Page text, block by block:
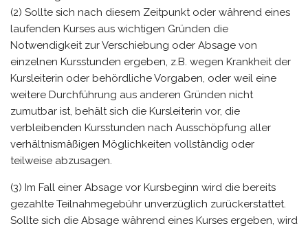
(2) Sollte sich nach diesem Zeitpunkt oder während eines
laufenden Kurses aus wichtigen Gründen die
Notwendigkeit zur Verschiebung oder Absage von
einzelnen Kursstunden ergeben, z.B. wegen Krankheit der
Kursleiterin oder behördliche Vorgaben, oder weil eine
weitere Durchführung aus anderen Gründen nicht
zumutbar ist, behält sich die Kursleiterin vor, die
verbleibenden Kursstunden nach Ausschöpfung aller
verhältnismäßigen Möglichkeiten vollständig oder
teilweise abzusagen.
(3) Im Fall einer Absage vor Kursbeginn wird die bereits
gezahlte Teilnahmegebühr unverzüglich zurückerstattet.
Sollte sich die Absage während eines Kurses ergeben, wird